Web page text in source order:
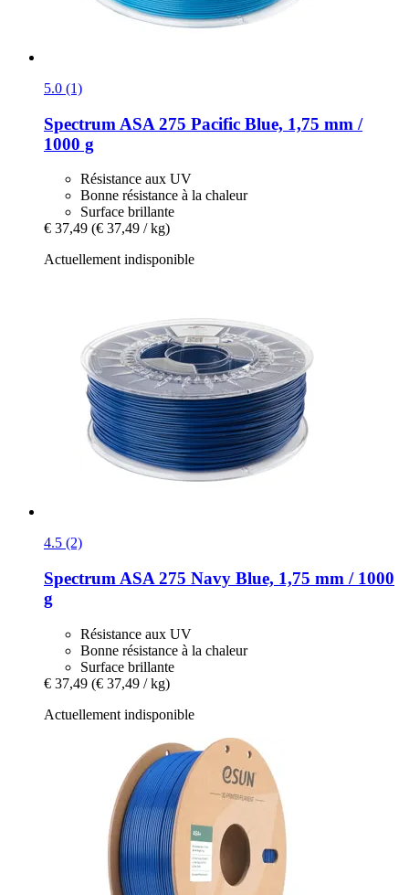
5.0 (1)
Spectrum ASA 275 Pacific Blue, 1,75 mm /
1000 g
Résistance aux UV
Bonne résistance à la chaleur
Surface brillante
€ 37,49 (€ 37,49 / kg)
Actuellement indisponible
4.5 (2)
Spectrum ASA 275 Navy Blue, 1,75 mm / 1000
g
Résistance aux UV
Bonne résistance à la chaleur
Surface brillante
€ 37,49 (€ 37,49 / kg)
Actuellement indisponible